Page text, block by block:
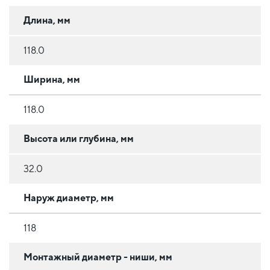
Длина, мм
118.0
Ширина, мм
118.0
Высота или глубина, мм
32.0
Наруж диаметр, мм
118
Монтажный диаметр - ниши, мм